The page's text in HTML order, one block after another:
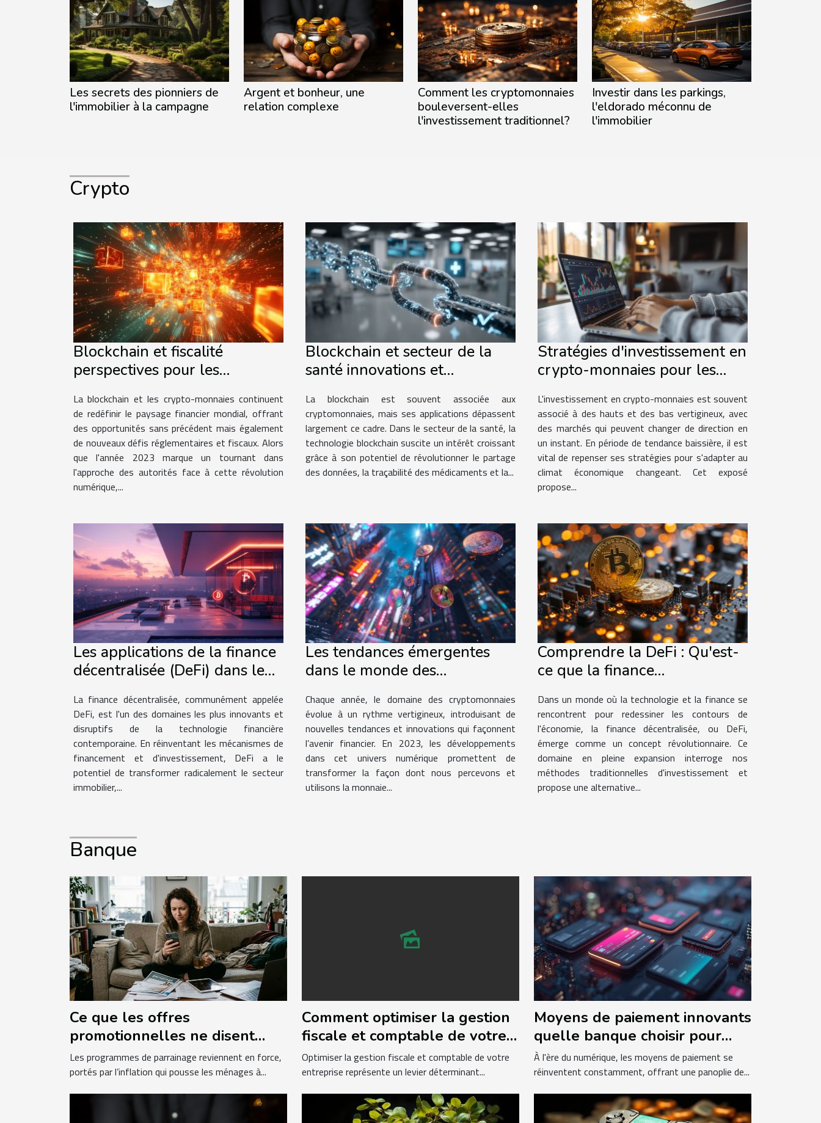
Les secrets des pionniers de
l'immobilier à la campagne
Argent et bonheur, une
relation complexe
Comment les cryptomonnaies
bouleversent-elles
l'investissement traditionnel?
Investir dans les parkings,
l'eldorado méconnu de
l'immobilier
Crypto
Blockchain et fiscalité
perspectives pour les
monnaies face aux régulations
en 2023
La blockchain et les crypto-monnaies continuent
de redéfinir le paysage financier mondial, offrant
des opportunités sans précédent mais également
de nouveaux défis réglementaires et fiscaux. Alors
que l'année 2023 marque un tournant dans
l'approche des autorités face à cette révolution
numérique,...
Blockchain et secteur de la
santé innovations et
La blockchain est souvent associée aux
cryptomonnaies, mais ses applications dépassent
largement ce cadre. Dans le secteur de la santé, la
technologie blockchain suscite un intérêt croissant
grâce à son potentiel de révolutionner le partage
des données, la traçabilité des médicaments et la...
Stratégies d'investissement en
crypto-monnaies pour les
à long terme
L'investissement en crypto-monnaies est souvent
associé à des hauts et des bas vertigineux, avec
des marchés qui peuvent changer de direction en
un instant. En période de tendance baissière, il est
vital de repenser ses stratégies pour s'adapter au
climat économique changeant. Cet exposé
propose...
Les applications de la finance
décentralisée (DeFi) dans le
La finance décentralisée, communément appelée
DeFi, est l'un des domaines les plus innovants et
disruptifs de la technologie financière
contemporaine. En réinventant les mécanismes de
financement et d'investissement, DeFi a le
potentiel de transformer radicalement le secteur
immobilier,...
Les tendances émergentes
dans le monde des
Chaque année, le domaine des cryptomonnaies
évolue à un rythme vertigineux, introduisant de
nouvelles tendances et innovations qui façonnent
l’avenir financier. En 2023, les développements
dans cet univers numérique promettent de
transformer la façon dont nous percevons et
utilisons la monnaie...
Comprendre la DeFi : Qu'est-
ce que la finance
peut-elle transformer les
investissements ?
Dans un monde où la technologie et la finance se
rencontrent pour redessiner les contours de
l'économie, la finance décentralisée, ou DeFi,
émerge comme un concept révolutionnaire. Ce
domaine en pleine expansion interroge nos
méthodes traditionnelles d'investissement et
propose une alternative...
Banque
Ce que les offres
promotionnelles ne disent
jamais sur les programmes de
parrainage
Les programmes de parrainage reviennent en force,
portés par l’inflation qui pousse les ménages à...
Comment optimiser la gestion
fiscale et comptable de votre
entreprise ?
Optimiser la gestion fiscale et comptable de votre
entreprise représente un levier déterminant...
Moyens de paiement innovants
quelle banque choisir pour
une expérience utilisateur
optimale
À l'ère du numérique, les moyens de paiement se
réinventent constamment, offrant une panoplie de...